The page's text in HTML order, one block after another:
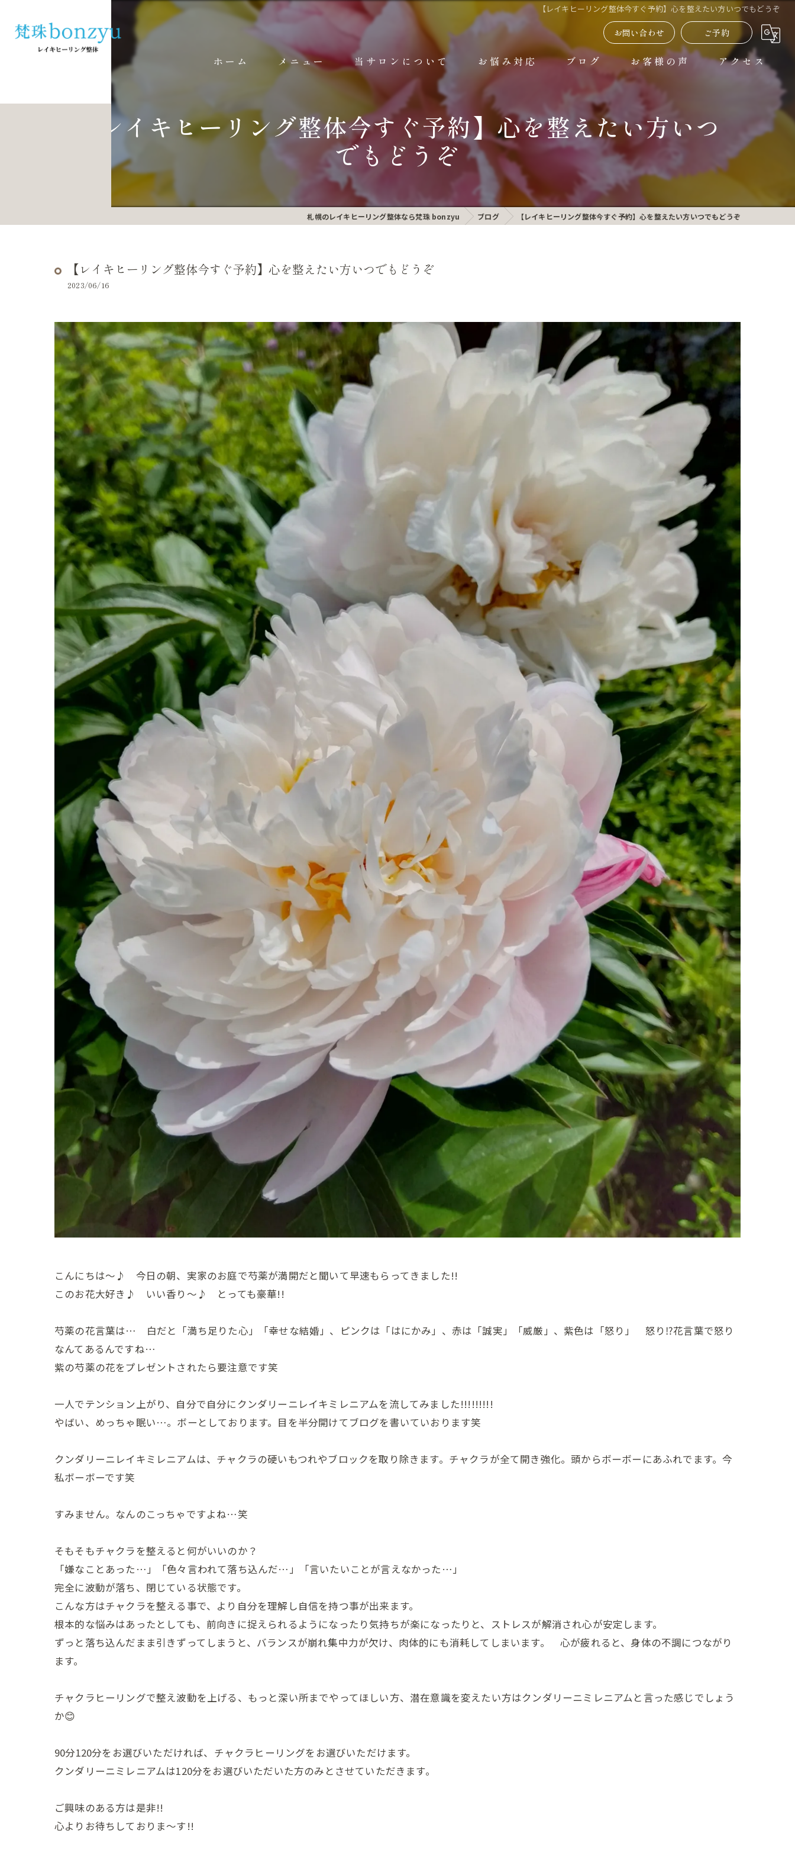
【レイキヒーリング整体今すぐ予約】心を整えたい方いつでもどうぞ
お問い合わせ ご予約
ホーム メニュー
レイキヒーリング整体 詳細
ヘッドマッサージ 詳細
耳つぼマッサージ 詳細
チャクラヒーリング
ハンドマッサージ 詳細
影響を受けやすい方へ
クンダリーニレイキ 詳細
レイキ伝授 詳細
遠隔ヒーリング 詳細
当サロンについて
ごあいさつ
レイキとは？
10代サポート
空間で整う
お悩み対応 ブログ お客様の声
よくある質問
アクセス
【レイキヒーリング整体今すぐ予約】心を整えたい方いつ
でもどうぞ
札幌のレイキヒーリング整体なら梵珠 bonzyu ブログ 【レイキヒーリング整体今すぐ予約】心を整えたい方いつでもどうぞ
【レイキヒーリング整体今すぐ予約】心を整えたい方いつでもどうぞ
2023/06/16
こんにちは～♪ 今日の朝、実家のお庭で芍薬が満開だと聞いて早速もらってきました!!
このお花大好き♪ いい香り～♪ とっても豪華!!
芍薬の花言葉は… 白だと「満ち足りた心」「幸せな結婚」、ピンクは「はにかみ」、赤は「誠実」「威厳」、紫色は「怒り」 怒り⁉花言葉で怒り
なんてあるんですね…
紫の芍薬の花をプレゼントされたら要注意です笑
一人でテンション上がり、自分で自分にクンダリーニレイキミレニアムを流してみました!!!!!!!!!
やばい、めっちゃ眠い…。ボーとしております。目を半分開けてブログを書いていおります笑
クンダリーニレイキミレニアムは、チャクラの硬いもつれやブロックを取り除きます。チャクラが全て開き強化。頭からボーボーにあふれでます。今
私ボーボーです笑
すみません。なんのこっちゃですよね…笑
そもそもチャクラを整えると何がいいのか？
「嫌なことあった…」「色々言われて落ち込んだ…」「言いたいことが言えなかった…」
完全に波動が落ち、閉じている状態です。
こんな方はチャクラを整える事で、より自分を理解し自信を持つ事が出来ます。
根本的な悩みはあったとしても、前向きに捉えられるようになったり気持ちが楽になったりと、ストレスが解消され心が安定します。
ずっと落ち込んだまま引きずってしまうと、バランスが崩れ集中力が欠け、肉体的にも消耗してしまいます。 心が疲れると、身体の不調につながり
ます。
チャクラヒーリングで整え波動を上げる、もっと深い所までやってほしい方、潜在意識を変えたい方はクンダリーニミレニアムと言った感じでしょう
か😊
90分120分をお選びいただければ、チャクラヒーリングをお選びいただけます。
クンダリーニミレニアムは120分をお選びいただいた方のみとさせていただきます。
ご興味のある方は是非!!
心よりお待ちしておりま～す!!
今日の疲れをそっと手放す時間を🌿
ピンときた方ご予約を♪